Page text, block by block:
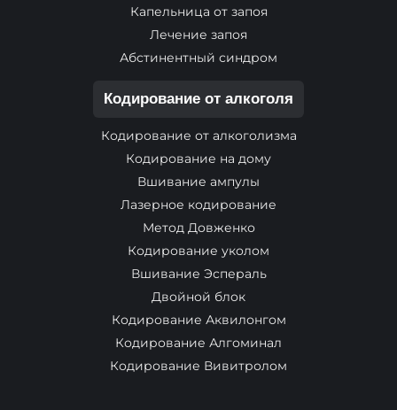
Капельница от запоя
Лечение запоя
Абстинентный синдром
Кодирование от алкоголя
Кодирование от алкоголизма
Кодирование на дому
Вшивание ампулы
Лазерное кодирование
Метод Довженко
Кодирование уколом
Вшивание Эспераль
Двойной блок
Кодирование Аквилонгом
Кодирование Алгоминал
Кодирование Вивитролом